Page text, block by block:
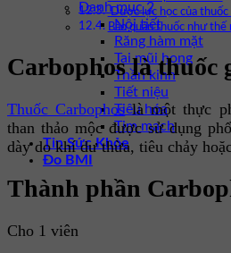
Danh mục 2
Nội tiết
Răng hàm mặt
Tai mũi họng
Thần kinh
Tiết niệu
Tiêu hóa
Tim mạch
Tin Sức Khỏe
Đo BMI
Dược lực học của thuốc
Bảo quản thuốc như thế
Carbophos là thuốc
Thuốc Carbophoslà một thực
than thảo mộc được sử dụng
dày do khí dư thừa, tiêu chảy
Thành phần
Cho 1 viên